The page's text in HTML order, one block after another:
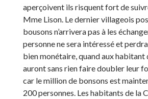
aperçoivent ils risquent fort de
Mme Lison. Le dernier villageois
bousons n’arrivera pas à les
personne ne sera intéressé et
bien monétaire, quand aux habitant
auront sans rien faire doubler leur
car le million de bonsons est
200 personnes. Les habitants de la